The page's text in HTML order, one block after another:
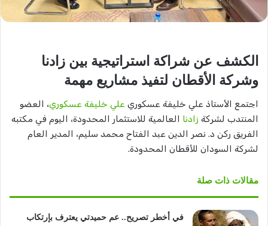
الكشف عن شراكة استراتيجية بين زادنا
وشركة الأقطان لتفيذ مشاريع مهمة
اجتمع الأستاذ علي خليفة عسكوري علي خليفة عسكوري، العضو
المنتدب لشركة زادنا العالمية للاستثمار المحدودة، اليوم في مكتبه
الفريق ركن د. نصر الدين عبد الفتاح محمد سليم، المدير العام
لشركة السودان للأقطان المحدودة.
مقالات ذات صلة
في أخطر تصريح.. عم حميدتي يعترف بإرتكاب